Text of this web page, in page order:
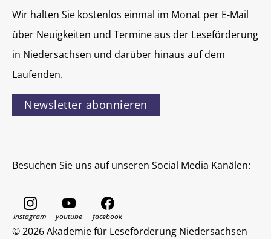
Wir halten Sie kostenlos einmal im Monat per E-Mail
über Neuigkeiten und Termine aus der Leseförderung
in Niedersachsen und darüber hinaus auf dem
Laufenden.
Newsletter abonnieren
Besuchen Sie uns auf unseren Social Media Kanälen:
© 2026 Akademie für Leseförderung Niedersachsen